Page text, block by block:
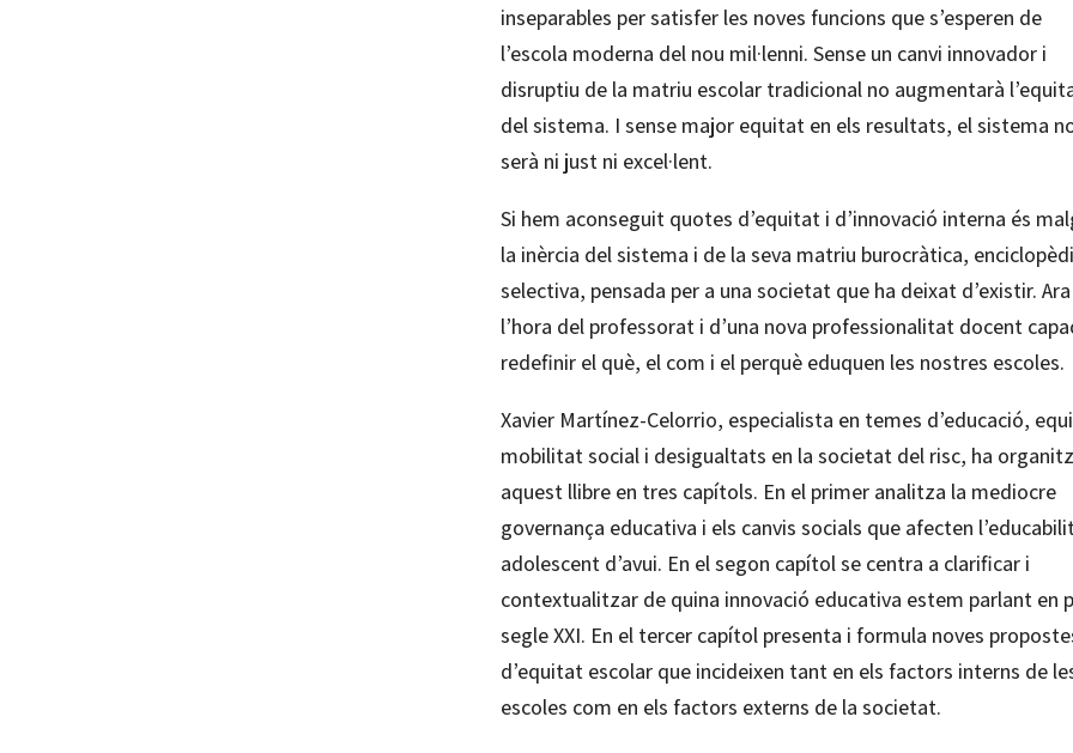
inseparables per satisfer les noves funcions que s’esperen de
l’escola moderna del nou mil·lenni. Sense un canvi innovador i
disruptiu de la matriu escolar tradicional no augmentarà
del sistema. I sense major equitat en els resultats, el sistema
serà ni just ni excel·lent.
Si hem aconseguit quotes d’equitat i d’innovació interna és
la inèrcia del sistema i de la seva matriu burocràtica,
selectiva, pensada per a una societat que ha deixat d’existir.
l’hora del professorat i d’una nova professionalitat docent
redefinir el què, el com i el perquè eduquen les nostres escoles.
Xavier Martínez-Celorrio, especialista en temes d’educació,
mobilitat social i desigualtats en la societat del risc, ha
aquest llibre en tres capítols. En el primer analitza la mediocre
governança educativa i els canvis socials que afecten
adolescent d’avui. En el segon capítol se centra a clarificar i
contextualitzar de quina innovació educativa estem parlant en
segle XXI. En el tercer capítol presenta i formula noves
d’equitat escolar que incideixen tant en els factors interns de
escoles com en els factors externs de la societat.